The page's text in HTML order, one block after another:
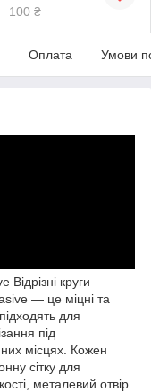
100 ₴
Оплата Умови
Відрізні круги
— це міцні та
для
під
місцях. Кожен
сітку для
металевий отвір